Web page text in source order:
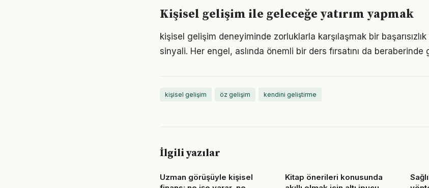
Kişisel gelişim ile geleceğe yatırım yapmak
kişisel gelişim deneyiminde zorluklarla karşılaşmak bir
sinyali. Her engel, aslında önemli bir ders fırsatını da beraberinde
kişisel gelişim öz gelişim kendini geliştirme
İlgili yazılar
Uzman görüşüyle kişisel
Kitap önerileri konusunda